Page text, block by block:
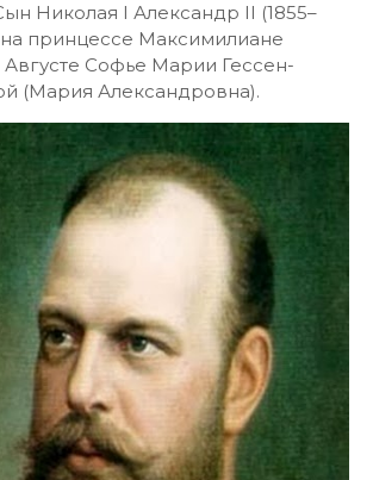
Николая I Александр II (1855–
на принцессе Максимилиане
Августе Софье Марии Гессен-
(Мария Александровна).